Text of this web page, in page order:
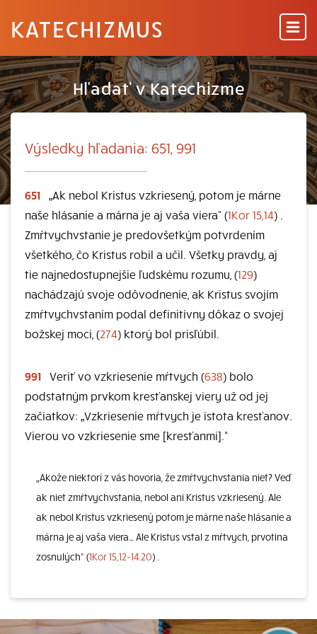
KATECHIZMUS
Hľadať v Katechizme
Výsledky hľadania: 651, 991
651 „Ak nebol Kristus vzkriesený, potom je márne
naše hlásanie a márna je aj vaša viera“ (1Kor 15,14) .
Zmŕtvychvstanie je predovšetkým potvrdením
všetkého, čo Kristus robil a učil. Všetky pravdy, aj
tie najnedostupnejšie ľudskému rozumu, (129)
nachádzajú svoje odôvodnenie, ak Kristus svojím
zmŕtvychvstaním podal definitívny dôkaz o svojej
božskej moci, (274) ktorý bol prisľúbil.
991 Veriť vo vzkriesenie mŕtvych (638) bolo
podstatným prvkom kresťanskej viery už od jej
začiatkov: „Vzkriesenie mŕtvych je istota kresťanov.
Vierou vo vzkriesenie sme [kresťanmi].“
„Akože niektorí z vás hovoria, že zmŕtvychvstania niet? Veď
ak niet zmŕtvychvstania, nebol ani Kristus vzkriesený. Ale
ak nebol Kristus vzkriesený potom je márne naše hlásanie a
márna je aj vaša viera… Ale Kristus vstal z mŕtvych, prvotina
zosnulých“ (1Kor 15,12-14.20) .